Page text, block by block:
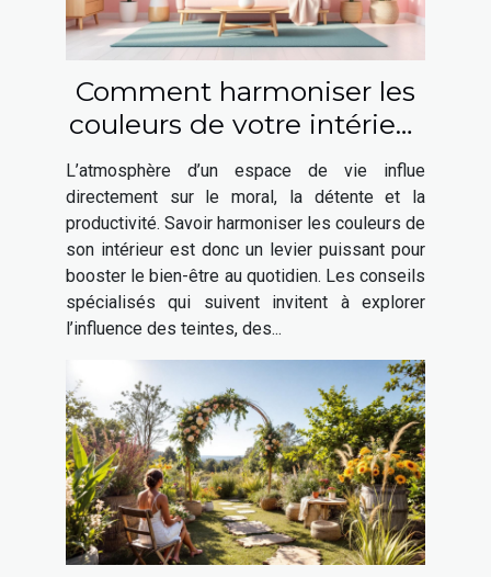
Comment harmoniser les
couleurs de votre intérieur
pour booster votre bien-
être ?
L’atmosphère d’un espace de vie influe
directement sur le moral, la détente et la
productivité. Savoir harmoniser les couleurs de
son intérieur est donc un levier puissant pour
booster le bien-être au quotidien. Les conseils
spécialisés qui suivent invitent à explorer
l’influence des teintes, des...